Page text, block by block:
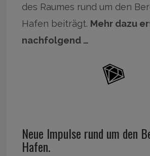
des Raumes rund um den
Hafen beiträgt. Mehr dazu
nachfolgend …
Neue Impulse rund um den
Hafen.